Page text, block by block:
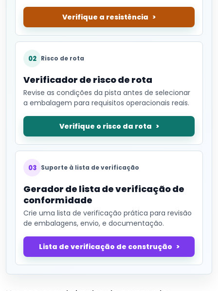
Verifique a resistência
02 Risco de rota
Verificador de risco de rota
Revise as condições da pista antes de selecionar
a embalagem para requisitos operacionais reais.
Verifique o risco da rota
03 Suporte à lista de verificação
Gerador de lista de verificação de
conformidade
Crie uma lista de verificação prática para revisão
de embalagens, envio, e documentação.
Lista de verificação de construção